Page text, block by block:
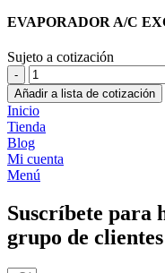
EVAPORADOR A/C
Sujeto a cotización
EVAPORADOR
A/C
EXC.
SHANTUI
24V
cantidad
Añadir a lista de cotización
Inicio
Tienda
Blog
Mi cuenta
Menú
Suscríbete para
grupo de